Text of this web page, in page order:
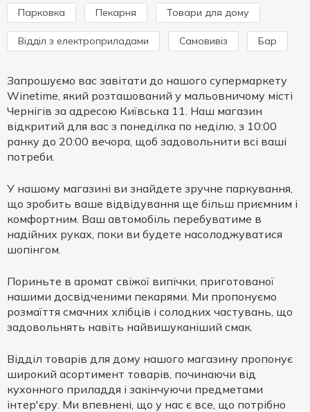
Парковка Пекарня Товари для дому
Відділ з електроприладами Самовивіз Бар
Запрошуємо вас завітати до нашого супермаркету
Winetime, який розташований у мальовничому місті
Чернігів за адресою Київська 11. Наш магазин
відкритий для вас з понеділка по неділю, з 10:00
ранку до 20:00 вечора, щоб задовольнити всі ваші
потреби.
У нашому магазині ви знайдете зручне паркування,
що зробить ваше відвідування ще більш приємним і
комфортним. Ваш автомобіль перебуватиме в
надійних руках, поки ви будете насолоджуватися
шопінгом.
Пориньте в аромат свіжої випічки, приготованої
нашими досвідченими пекарями. Ми пропонуємо
розмаїття смачних хлібців і солодких частувань, що
задовольнять навіть найвишуканіший смак.
Відділ товарів для дому нашого магазину пропонує
широкий асортимент товарів, починаючи від
кухонного приладдя і закінчуючи предметами
інтер'єру. Ми впевнені, що у нас є все, що потрібно